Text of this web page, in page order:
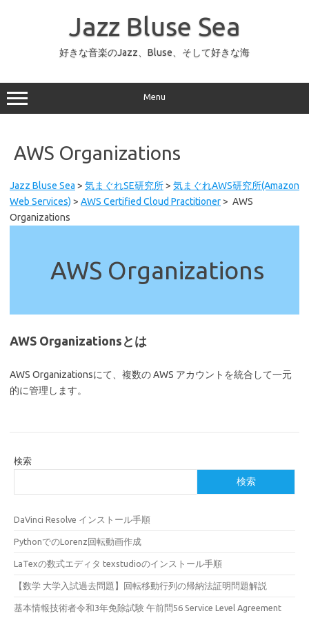
ッ
プ
Jazz Bluse Sea
好きな音楽のJazz、Bluse、そして好きな海
Menu
AWS Organizations
Jazz Bluse Sea > 気まぐれSE研究所> 気まぐれAWS研究所(Amazon
Web Services) > AWS Certified Cloud Practitioner> AWS
Organizations
AWS Organizations
AWS Organizationsとは
AWS Organizationsにて、複数の AWS アカウントを統合して一元
的に管理します。
検索
検索
DaVinci Resolve インストール手順
PythonでのLorenz回転動画作成
LaTexの数式エディタ texstudioのインストール手順
【数学 大学入試過去問題】回転移動行列の帰納法証明問題解説
基本情報技術者令和3年免除試験 午前問56 Service Level Agreement